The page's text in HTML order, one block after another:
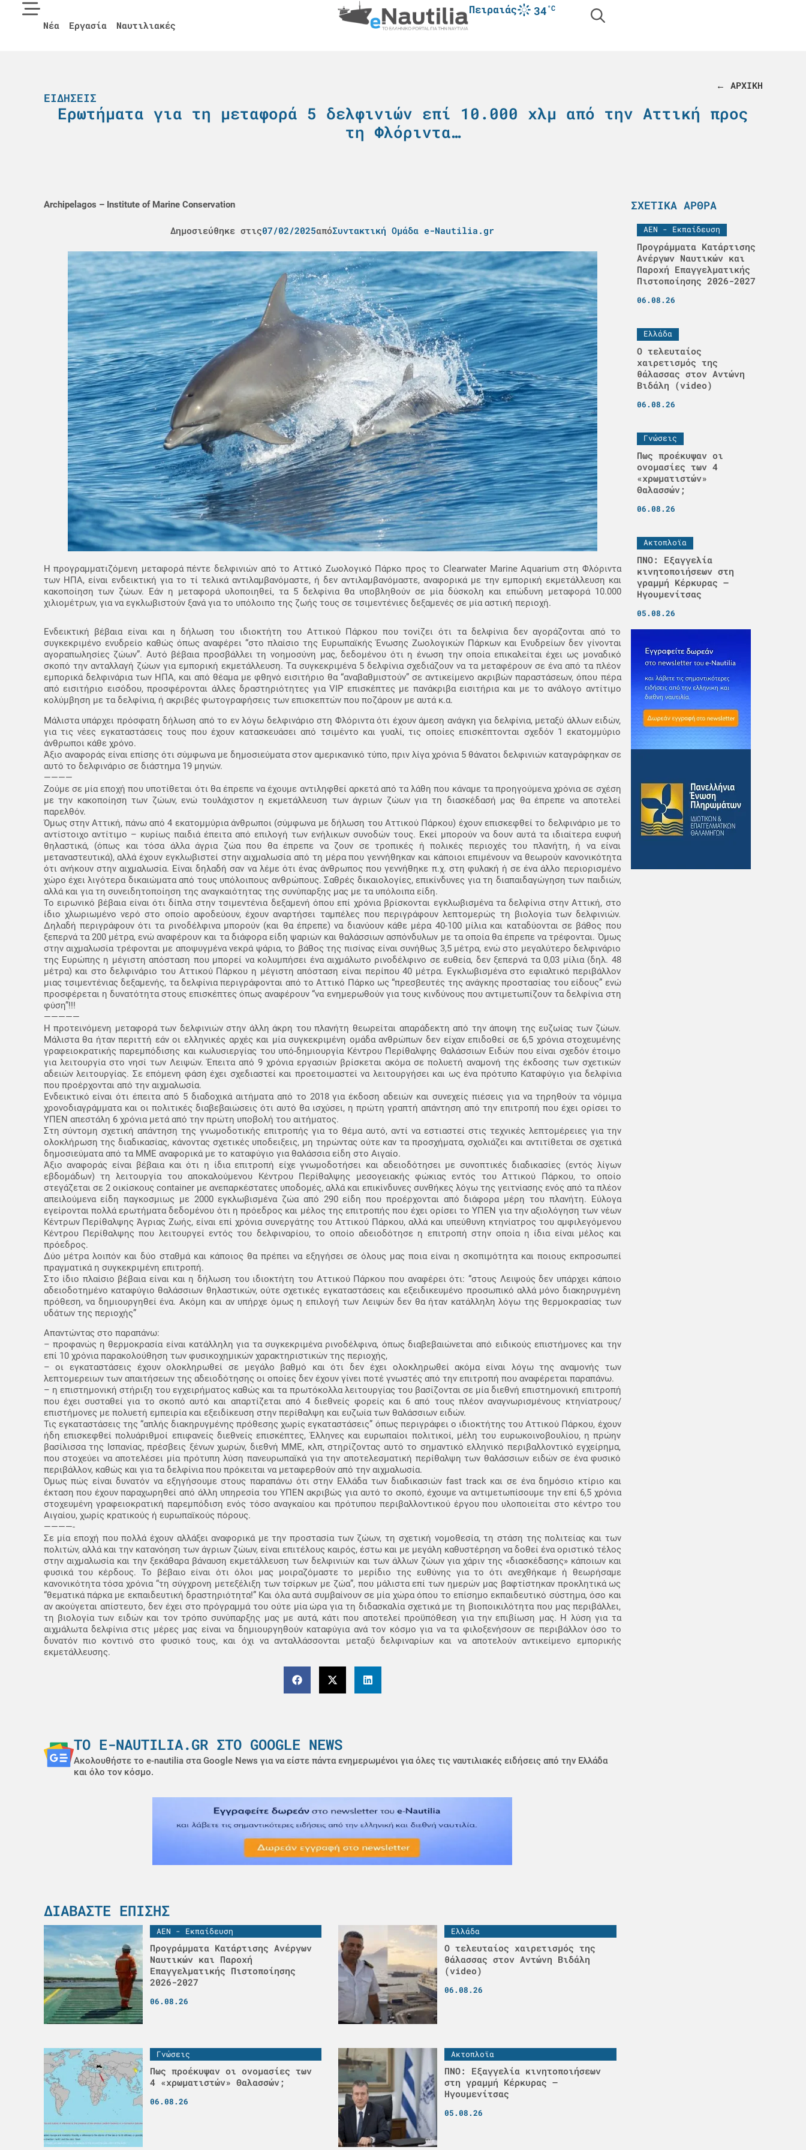
Νέα Εργασία Ναυτιλιακές
Πειραιάς 34°C
← ΑΡΧΙΚΗ
ΕΙΔΉΣΕΙΣ
Ερωτήματα για τη μεταφορά 5 δελφινιών επί 10.000 χλμ από την Αττική προς
τη Φλόριντα…
Archipelagos – Institute of Marine Conservation
Δημοσιεύθηκε στις07/02/2025απόΣυντακτική Ομάδα e-Nautilia.gr
Η προγραμματιζόμενη μεταφορά πέντε δελφινιών από το Αττικό Ζωολογικό Πάρκο προς το Clearwater Marine Aquarium στη Φλόριντα
των ΗΠΑ, είναι ενδεικτική για το τί τελικά αντιλαμβανόμαστε, ή δεν αντιλαμβανόμαστε, αναφορικά με την εμπορική εκμετάλλευση και
κακοποίηση των ζώων. Εάν η μεταφορά υλοποιηθεί, τα 5 δελφίνια θα υποβληθούν σε μία δύσκολη και επώδυνη μεταφορά 10.000
χιλιομέτρων, για να εγκλωβιστούν ξανά για το υπόλοιπο της ζωής τους σε τσιμεντένιες δεξαμενές σε μία αστική περιοχή.
Ενδεικτική βέβαια είναι και η δήλωση του ιδιοκτήτη του Αττικού Πάρκου που τονίζει ότι τα δελφίνια δεν αγοράζονται από το
συγκεκριμένο ενυδρείο καθώς όπως αναφέρει “στο πλαίσιο της Ευρωπαϊκής Ένωσης Ζωολογικών Πάρκων και Ενυδρείων δεν γίνονται
αγοραπωλησίες ζώων”. Αυτό βέβαια προσβάλλει τη νοημοσύνη μας, δεδομένου ότι η ένωση την οποία επικαλείται έχει ως μοναδικό
σκοπό την ανταλλαγή ζώων για εμπορική εκμετάλλευση. Tα συγκεκριμένα 5 δελφίνια σχεδιάζουν να τα μεταφέρουν σε ένα από τα πλέον
εμπορικά δελφινάρια των ΗΠΑ, και από θέαμα με φθηνό εισιτήριο θα “αναβαθμιστούν” σε αντικείμενο ακριβών παραστάσεων, όπου πέρα
από εισιτήριο εισόδου, προσφέρονται άλλες δραστηριότητες για VIP επισκέπτες με πανάκριβα εισιτήρια και με το ανάλογο αντίτιμο
κολύμβηση με τα δελφίνια, ή ακριβές φωτογραφήσεις των επισκεπτών που ποζάρουν με αυτά κ.α.
Μάλιστα υπάρχει πρόσφατη δήλωση από το εν λόγω δελφινάριο στη Φλόριντα ότι έχουν άμεση ανάγκη για δελφίνια, μεταξύ άλλων ειδών,
για τις νέες εγκαταστάσεις τους που έχουν κατασκευάσει από τσιμέντο και γυαλί, τις οποίες επισκέπτονται σχεδόν 1 εκατομμύριο
άνθρωποι κάθε χρόνο.
Άξιο αναφοράς είναι επίσης ότι σύμφωνα με δημοσιεύματα στον αμερικανικό τύπο, πριν λίγα χρόνια 5 θάνατοι δελφινιών καταγράφηκαν σε
αυτό το δελφινάριο σε διάστημα 19 μηνών.
————
Ζούμε σε μία εποχή που υποτίθεται ότι θα έπρεπε να έχουμε αντιληφθεί αρκετά από τα λάθη που κάναμε τα προηγούμενα χρόνια σε σχέση
με την κακοποίηση των ζώων, ενώ τουλάχιστον η εκμετάλλευση των άγριων ζώων για τη διασκέδασή μας θα έπρεπε να αποτελεί
παρελθόν.
Όμως στην Αττική, πάνω από 4 εκατομμύρια άνθρωποι (σύμφωνα με δήλωση του Αττικού Πάρκου) έχουν επισκεφθεί το δελφινάριο με το
αντίστοιχο αντίτιμο – κυρίως παιδιά έπειτα από επιλογή των ενήλικων συνοδών τους. Εκεί μπορούν να δουν αυτά τα ιδιαίτερα ευφυή
θηλαστικά, (όπως και τόσα άλλα άγρια ζώα που θα έπρεπε να ζουν σε τροπικές ή πολικές περιοχές του πλανήτη, ή να είναι
μεταναστευτικά), αλλά έχουν εγκλωβιστεί στην αιχμαλωσία από τη μέρα που γεννήθηκαν και κάποιοι επιμένουν να θεωρούν κανονικότητα
ότι ανήκουν στην αιχμαλωσία. Είναι δηλαδή σαν να λέμε ότι ένας άνθρωπος που γεννήθηκε π.χ. στη φυλακή ή σε ένα άλλο περιορισμένο
χώρο έχει λιγότερα δικαιώματα από τους υπόλοιπους ανθρώπους. Σαθρές δικαιολογίες, επικίνδυνες για τη διαπαιδαγώγηση των παιδιών,
αλλά και για τη συνειδητοποίηση της αναγκαιότητας της συνύπαρξης μας με τα υπόλοιπα είδη.
Το ειρωνικό βέβαια είναι ότι δίπλα στην τσιμεντένια δεξαμενή όπου επί χρόνια βρίσκονται εγκλωβισμένα τα δελφίνια στην Αττική, στο
ίδιο χλωριωμένο νερό στο οποίο αφοδεύουν, έχουν αναρτήσει ταμπέλες που περιγράφουν λεπτομερώς τη βιολογία των δελφινιών.
Δηλαδή περιγράφουν ότι τα ρινοδέλφινα μπορούν (και θα έπρεπε) να διανύουν κάθε μέρα 40-100 μίλια και καταδύονται σε βάθος που
ξεπερνά τα 200 μέτρα, ενώ αναφέρουν και τα διάφορα είδη ψαριών και θαλάσσιων ασπόνδυλων με τα οποία θα έπρεπε να τρέφονται. Όμως
στην αιχμαλωσία τρέφονται με αποψυγμένα νεκρά ψάρια, το βάθος της πισίνας είναι συνήθως 3,5 μέτρα, ενώ στο μεγαλύτερο δελφινάριο
της Ευρώπης η μέγιστη απόσταση που μπορεί να κολυμπήσει ένα αιχμάλωτο ρινοδέλφινο σε ευθεία, δεν ξεπερνά τα 0,03 μίλια (δηλ. 48
μέτρα) και στο δελφινάριο του Αττικού Πάρκου η μέγιστη απόσταση είναι περίπου 40 μέτρα. Εγκλωβισμένα στο εφιαλτικό περιβάλλον
μιας τσιμεντένιας δεξαμενής, τα δελφίνια περιγράφονται από το Αττικό Πάρκο ως “πρεσβευτές της ανάγκης προστασίας του είδους” ενώ
προσφέρεται η δυνατότητα στους επισκέπτες όπως αναφέρουν “να ενημερωθούν για τους κινδύνους που αντιμετωπίζουν τα δελφίνια στη
φύση”!!!
—————
Η προτεινόμενη μεταφορά των δελφινιών στην άλλη άκρη του πλανήτη θεωρείται απαράδεκτη από την άποψη της ευζωίας των ζώων.
Μάλιστα θα ήταν περιττή εάν οι ελληνικές αρχές και μία συγκεκριμένη ομάδα ανθρώπων δεν είχαν επιδοθεί σε 6,5 χρόνια στοχευμένης
γραφειοκρατικής παρεμπόδισης και κωλυσιεργίας του υπό-δημιουργία Κέντρου Περίθαλψης Θαλάσσιων Ειδών που είναι σχεδόν έτοιμο
για λειτουργία στο νησί των Λειψών. Έπειτα από 9 χρόνια εργασιών βρίσκεται ακόμα σε πολυετή αναμονή της έκδοσης των σχετικών
αδειών λειτουργίας. Σε επόμενη φάση έχει σχεδιαστεί και προετοιμαστεί να λειτουργήσει και ως ένα πρότυπο Καταφύγιο για δελφίνια
που προέρχονται από την αιχμαλωσία.
Ενδεικτικό είναι ότι έπειτα από 5 διαδοχικά αιτήματα από το 2018 για έκδοση αδειών και συνεχείς πιέσεις για να τηρηθούν τα νόμιμα
χρονοδιαγράμματα και οι πολιτικές διαβεβαιώσεις ότι αυτό θα ισχύσει, η πρώτη γραπτή απάντηση από την επιτροπή που έχει ορίσει το
ΥΠΕΝ απεστάλη 6 χρόνια μετά από την πρώτη υποβολή του αιτήματος.
Στη σύντομη σχετική απάντηση της γνωμοδοτικής επιτροπής για το θέμα αυτό, αντί να εστιαστεί στις τεχνικές λεπτομέρειες για την
ολοκλήρωση της διαδικασίας, κάνοντας σχετικές υποδειξεις, μη τηρώντας ούτε καν τα προσχήματα, σχολιάζει και αντιτίθεται σε σχετικά
δημοσιεύματα από τα ΜΜΕ αναφορικά με το καταφύγιο για θαλάσσια είδη στο Αιγαίο.
Άξιο αναφοράς είναι βέβαια και ότι η ίδια επιτροπή είχε γνωμοδοτήσει και αδειοδότησει με συνοπτικές διαδικασίες (εντός λίγων
εβδομάδων) τη λειτουργία του αποκαλούμενου Κέντρου Περίθαλψης μεσογειακής φώκιας εντός του Αττικού Πάρκου, το οποίο
στεγάζεται σε 2 οικίσκους container με ανεπαρκέστατες υποδομές, αλλά και επικίνδυνες συνθήκες λόγω της γειτνίασης ενός από τα πλέον
απειλούμενα είδη παγκοσμιως με 2000 εγκλωβισμένα ζώα από 290 είδη που προέρχονται από διάφορα μέρη του πλανήτη. Εύλογα
εγείρονται πολλά ερωτήματα δεδομένου ότι η πρόεδρος και μέλος της επιτροπής που έχει ορίσει το ΥΠΕΝ για την αξιολόγηση των νέων
Κέντρων Περίθαλψης Άγριας Ζωής, είναι επί χρόνια συνεργάτης του Αττικού Πάρκου, αλλά και υπεύθυνη κτηνίατρος του αμφιλεγόμενου
Κέντρου Περίθαλψης που λειτουργεί εντός του δελφιναρίου, το οποίο αδειοδότησε η επιτροπή στην οποία η ίδια είναι μέλος και
πρόεδρος.
Δύο μέτρα λοιπόν και δύο σταθμά και κάποιος θα πρέπει να εξηγήσει σε όλους μας ποια είναι η σκοπιμότητα και ποιους εκπροσωπεί
πραγματικά η συγκεκριμένη επιτροπή.
Στο ίδιο πλαίσιο βέβαια είναι και η δήλωση του ιδιοκτήτη του Αττικού Πάρκου που αναφέρει ότι: “στους Λειψούς δεν υπάρχει κάποιο
αδειοδοτημένο καταφύγιο θαλάσσιων θηλαστικών, ούτε σχετικές εγκαταστάσεις και εξειδικευμένο προσωπικό αλλά μόνο διακηρυγμένη
πρόθεση, να δημιουργηθεί ένα. Ακόμη και αν υπήρχε όμως η επιλογή των Λειψών δεν θα ήταν κατάλληλη λόγω της θερμοκρασίας των
υδάτων της περιοχής”
Απαντώντας στο παραπάνω:
– προφανώς η θερμοκρασία είναι κατάλληλη για τα συγκεκριμένα ρινοδέλφινα, όπως διαβεβαιώνεται από ειδικούς επιστήμονες και την
επί 10 χρόνια παρακολούθηση των φυσικοχημικών χαρακτηριστικών της περιοχής,
– οι εγκαταστάσεις έχουν ολοκληρωθεί σε μεγάλο βαθμό και ότι δεν έχει ολοκληρωθεί ακόμα είναι λόγω της αναμονής των
λεπτομερειων των απαιτήσεων της αδειοδότησης οι οποίες δεν έχουν γίνει ποτέ γνωστές από την επιτροπή που αναφέρεται παραπάνω.
– η επιστημονική στήριξη του εγχειρήματος καθώς και τα πρωτόκολλα λειτουργίας του βασίζονται σε μία διεθνή επιστημονική επιτροπή
που έχει συσταθεί για το σκοπό αυτό και απαρτίζεται από 4 διεθνείς φορείς και 6 από τους πλέον αναγνωρισμένους κτηνίατρους/
επιστήμονες με πολυετή εμπειρία και εξειδίκευση στην περίθαλψη και ευζωία των θαλάσσιων ειδών.
Τις εγκαταστάσεις της “απλής διακηρυγμένης πρόθεσης χωρίς εγκαταστάσεις” όπως περιγράφει ο ιδιοκτήτης του Αττικού Πάρκου, έχουν
ήδη επισκεφθεί πολυάριθμοί επιφανείς διεθνείς επισκέπτες, Έλληνες και ευρωπαίοι πολιτικοί, μέλη του ευρωκοινοβουλίου, η πρώην
βασίλισσα της Ισπανίας, πρέσβεις ξένων χωρών, διεθνή ΜΜΕ, κλπ, στηρίζοντας αυτό το σημαντικό ελληνικό περιβαλλοντικό εγχείρημα,
που στοχεύει να αποτελέσει μία πρότυπη λύση πανευρωπαϊκά για την αποτελεσματική περίθαλψη των θαλάσσιων ειδών σε ένα φυσικό
περιβάλλον, καθώς και για τα δελφίνια που πρόκειται να μεταφερθούν από την αιχμαλωσία.
Όμως πώς είναι δυνατόν να εξηγήσουμε στους παραπάνω ότι στην Ελλάδα των διαδικασιών fast track και σε ένα δημόσιο κτίριο και
έκταση που έχουν παραχωρηθεί από άλλη υπηρεσία του ΥΠΕΝ ακριβώς για αυτό το σκοπό, έχουμε να αντιμετωπίσουμε την επί 6,5 χρόνια
στοχευμένη γραφειοκρατική παρεμπόδιση ενός τόσο αναγκαίου και πρότυπου περιβαλλοντικού έργου που υλοποιείται στο κέντρο του
Αιγαίου, χωρίς κρατικούς ή ευρωπαϊκούς πόρους.
————-
Σε μία εποχή που πολλά έχουν αλλάξει αναφορικά με την προστασία των ζώων, τη σχετική νομοθεσία, τη στάση της πολιτείας και των
πολιτών, αλλά και την κατανόηση των άγριων ζώων, είναι επιτέλους καιρός, έστω και με μεγάλη καθυστέρηση να δοθεί ένα οριστικό τέλος
στην αιχμαλωσία και την ξεκάθαρα βάναυση εκμετάλλευση των δελφινιών και των άλλων ζώων για χάριν της «διασκέδασης» κάποιων και
φυσικά του κέρδους. Το βέβαιο είναι ότι όλοι μας μοιραζόμαστε το μερίδιο της ευθύνης για το ότι ανεχθήκαμε ή θεωρήσαμε
κανονικότητα τόσα χρόνια “τη σύγχρονη μετεξέλιξη των τσίρκων με ζώα”, που μάλιστα επί των ημερών μας βαφτίστηκαν προκλητικά ως
“θεματικά πάρκα με εκπαιδευτική δραστηριότητα!” Και όλα αυτά συμβαίνουν σε μία χώρα όπου το επίσημο εκπαιδευτικό σύστημα, όσο και
αν ακούγεται απίστευτο, δεν έχει στο πρόγραμμά του ούτε μία ώρα για τη διδασκαλία σχετικά με τη βιοποικιλότητα που μας περιβάλλει,
τη βιολογία των ειδών και τον τρόπο συνύπαρξης μας με αυτά, κάτι που αποτελεί προϋπόθεση για την επιβίωση μας. Η λύση για τα
αιχμάλωτα δελφίνια στις μέρες μας είναι να δημιουργηθούν καταφύγια ανά τον κόσμο για να τα φιλοξενήσουν σε περιβάλλον όσο το
δυνατόν πιο κοντινό στο φυσικό τους, και όχι να ανταλλάσσονται μεταξύ δελφιναρίων και να αποτελούν αντικείμενο εμπορικής
εκμετάλλευσης.
ΤΟ E-NAUTILIA.GR ΣΤΟ GOOGLE NEWS
Ακολουθήστε το e-nautilia στα Google News για να είστε πάντα ενημερωμένοι για όλες τις ναυτιλιακές ειδήσεις από την Ελλάδα
και όλο τον κόσμο.
ΔΙΑΒΆΣΤΕ ΕΠΊΣΗΣ
ΑΕΝ - Εκπαίδευση
Προγράμματα Κατάρτισης Ανέργων
Ναυτικών και Παροχή
Επαγγελματικής Πιστοποίησης
2026-2027
06.08.26
Ελλάδα
Ο τελευταίος χαιρετισμός της
θάλασσας στον Αντώνη Βιδάλη
(video)
06.08.26
Γνώσεις
Πως προέκυψαν οι ονομασίες των
4 «χρωματιστών» Θαλασσών;
06.08.26
Ακτοπλοϊα
ΠΝΟ: Εξαγγελία κινητοποιήσεων
στη γραμμή Κέρκυρας –
Ηγουμενίτσας
05.08.26
ΣΧΕΤΙΚΆ ΆΡΘΡΑ
ΑΕΝ - Εκπαίδευση
Προγράμματα Κατάρτισης
Ανέργων Ναυτικών και
Παροχή Επαγγελματικής
Πιστοποίησης 2026-2027
06.08.26
Ελλάδα
Ο τελευταίος
χαιρετισμός της
θάλασσας στον Αντώνη
Βιδάλη (video)
06.08.26
Γνώσεις
Πως προέκυψαν οι
ονομασίες των 4
«χρωματιστών»
Θαλασσών;
06.08.26
Ακτοπλοϊα
ΠΝΟ: Εξαγγελία
κινητοποιήσεων στη
γραμμή Κέρκυρας –
Ηγουμενίτσας
05.08.26